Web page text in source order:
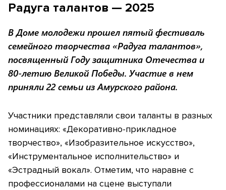
Радуга талантов — 2025
В Доме молодежи прошел пятый фестиваль
семейного творчества «Радуга талантов»,
посвященный Году защитника Отечества и
80-летию Великой Победы. Участие в нем
приняли 22 семьи из Амурского района.
Участники представляли свои таланты в разных
номинациях: «Декоративно-прикладное
творчество», «Изобразительное искусство»,
«Инструментальное исполнительство» и
«Эстрадный вокал». Отметим, что наравне с
профессионалами на сцене выступали